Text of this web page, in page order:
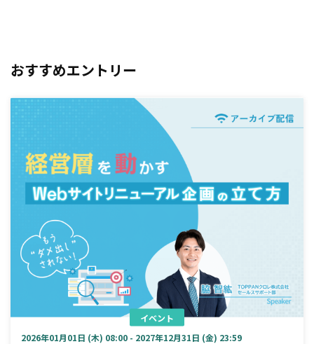
おすすめエントリー
イベント
2026年01月01日 (木) 08:00 - 2027年12月31日 (金) 23:59